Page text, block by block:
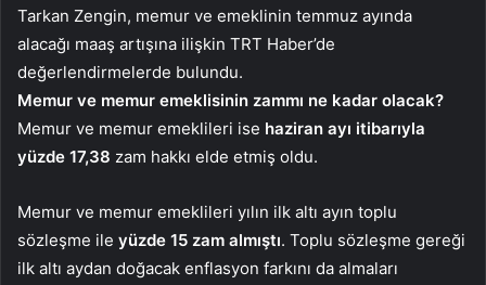
Tarkan Zengin, memur ve emeklinin temmuz ayında
alacağı maaş artışına ilişkin TRT Haber’de
değerlendirmelerde bulundu.
Memur ve memur emeklisinin zammı ne kadar olacak?
Memur ve memur emeklileri ise haziran ayı itibarıyla
yüzde 17,38 zam hakkı elde etmiş oldu.
Memur ve memur emeklileri yılın ilk altı ayın toplu
sözleşme ile yüzde 15 zam almıştı. Toplu sözleşme gereği
ilk altı aydan doğacak enflasyon farkını da almaları